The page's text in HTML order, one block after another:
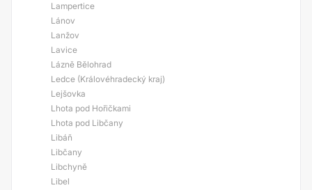
Lampertice
Lánov
Lanžov
Lavice
Lázně Bělohrad
Ledce (Královéhradecký kraj)
Lejšovka
Lhota pod Hořičkami
Lhota pod Libčany
Libáň
Libčany
Libchyně
Libel